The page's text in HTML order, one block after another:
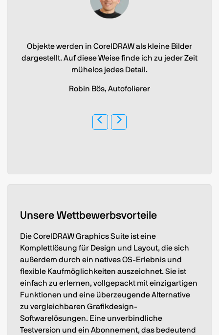
Objekte werden in CorelDRAW als kleine Bilder
dargestellt. Auf diese Weise finde ich zu jeder Zeit
mühelos jedes Detail.
Robin Bös, Autofolierer
Unsere Wettbewerbsvorteile
Die CorelDRAW Graphics Suite ist eine
Komplettlösung für Design und Layout, die sich
außerdem durch ein natives OS-Erlebnis und
flexible Kaufmöglichkeiten auszeichnet. Sie ist
einfach zu erlernen, vollgepackt mit einzigartigen
Funktionen und eine überzeugende Alternative
zu vergleichbaren Grafikdesign-
Softwarelösungen. Eine unverbindliche
Testversion und ein Abonnement, das bedeutend